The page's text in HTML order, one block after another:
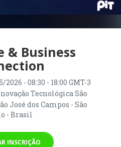
& Business
2026 - 08:30 - 18:00 GMT-3
Tecnológica São
José dos Campos - São
- Brasil
INSCRIÇÃO